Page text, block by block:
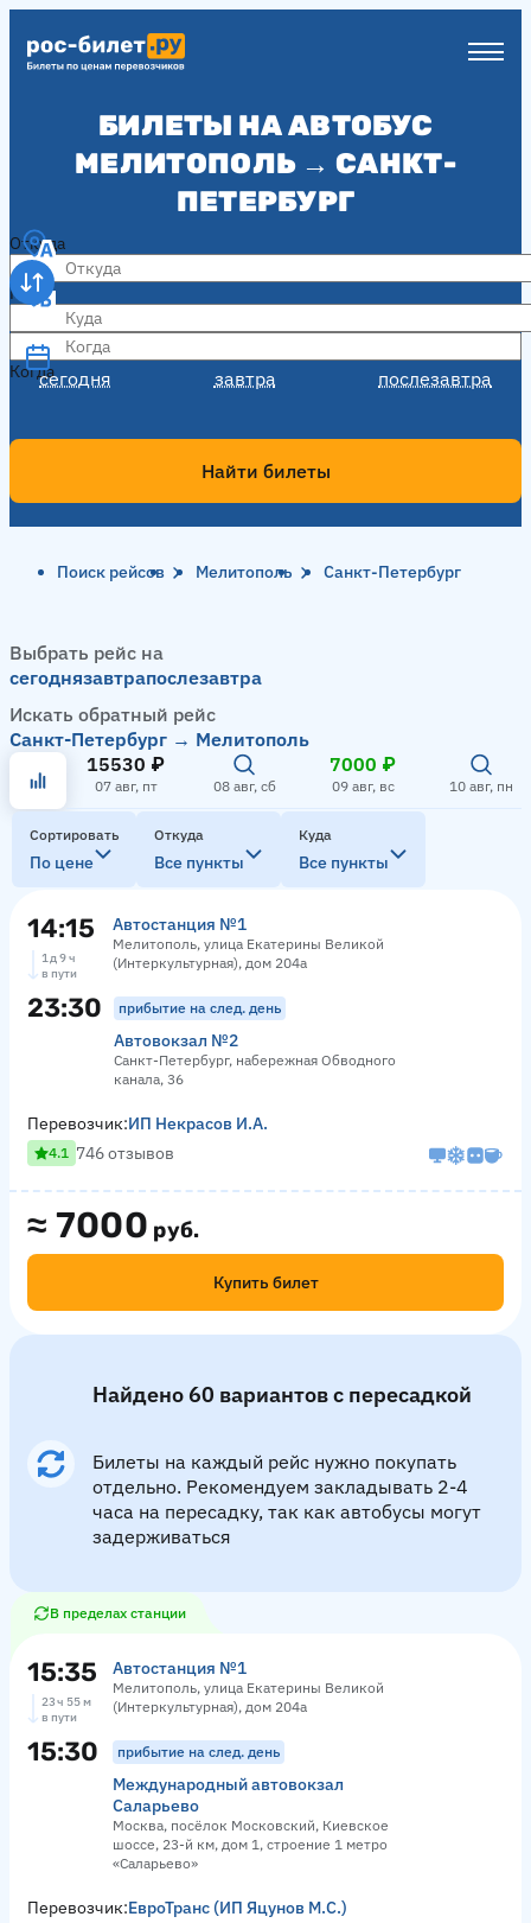
БИЛЕТЫ НА АВТОБУС
МЕЛИТОПОЛЬ → САНКТ-
ПЕТЕРБУРГ
Откуда
Куда
Когда
сегодня завтра послезавтра
Когда
Найти билеты
Поиск рейсов Мелитополь Санкт-Петербург
Выбрать рейс на
сегоднязавтрапослезавтра
Искать обратный рейс
Санкт-Петербург → Мелитополь
15530 ₽
07 авг, пт 08 авг, сб
7000 ₽
09 авг, вс 10 авг, пн
Сортировать
По цене
Откуда
Все пункты
Куда
Все пункты
14:15 Автостанция №1
Мелитополь, улица Екатерины Великой
(Интеркультурная), дом 204а
1 д 9 ч
в пути
23:30 прибытие на след. день
Автовокзал №2
Санкт-Петербург, набережная Обводного
канала, 36
≈ 7000 руб.
Купить билет
Перевозчик:ИП Некрасов И.А.
4.1 746 отзывов
Найдено 60 вариантов с пересадкой
Билеты на каждый рейс нужно покупать
отдельно. Рекомендуем закладывать 2-4
часа на пересадку, так как автобусы могут
задерживаться
В пределах станции
15:35 Автостанция №1
Мелитополь, улица Екатерины Великой
(Интеркультурная), дом 204а
23 ч 55 м
в пути
15:30 прибытие на след. день
Международный автовокзал
Саларьево
Москва, посёлок Московский, Киевское
шоссе, 23-й км, дом 1, строение 1 метро
«Саларьево»
Перевозчик:ЕвроТранс (ИП Яцунов М.С.)